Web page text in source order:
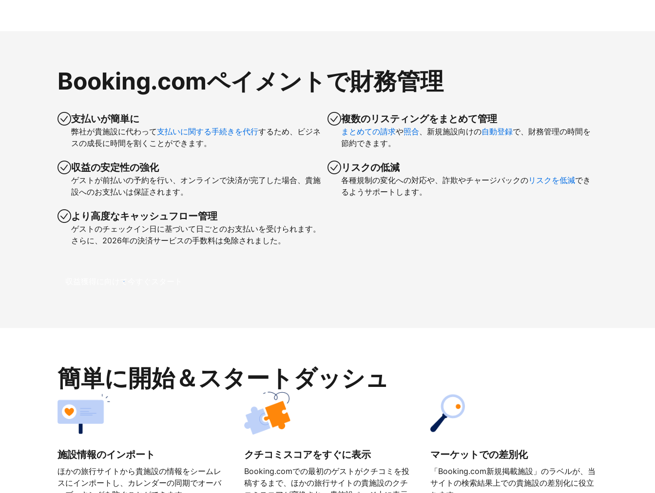
Booking.comペイメントで財務管理
支払いが簡単に
弊社が貴施設に代わって支払いに関する手続きを代行するため、ビジネ
スの成長に時間を割くことができます。
収益の安定性の強化
ゲストが前払いの予約を行い、オンラインで決済が完了した場合、貴施
設へのお支払いは保証されます。
より高度なキャッシュフロー管理
ゲストのチェックイン日に基づいて日ごとのお支払いを受けられます。
さらに、2026年の決済サービスの手数料は免除されました。
複数のリスティングをまとめて管理
まとめての請求や照合、新規施設向けの自動登録で、財務管理の時間を
節約できます。
リスクの低減
各種規制の変化への対応や、詐欺やチャージバックのリスクを低減でき
るようサポートします。
収益獲得に向けて今すぐスタート
簡単に開始＆スタートダッシュ
施設情報のインポート
ほかの旅行サイトから貴施設の情報をシームレ
スにインポートし、カレンダーの同期でオーバ
クチコミスコアをすぐに表示
Booking.comでの最初のゲストがクチコミを投
稿するまで、ほかの旅行サイトの貴施設のクチ
マーケットでの差別化
「Booking.com新規掲載施設」のラベルが、当
サイトの検索結果上での貴施設の差別化に役立